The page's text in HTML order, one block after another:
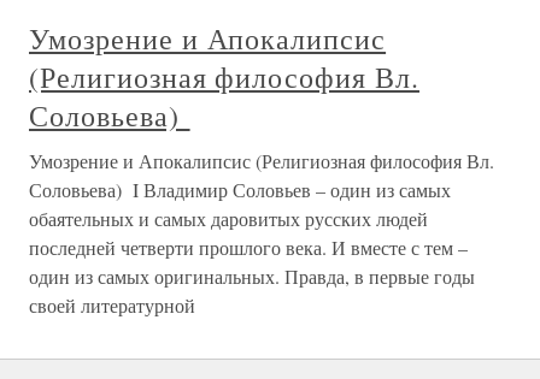
Умозрение и Апокалипсис
(Религиозная философия Вл.
Соловьева)
Умозрение и Апокалипсис (Религиозная философия Вл.
Соловьева) I Владимир Соловьев – один из самых
обаятельных и самых даровитых русских людей
последней четверти прошлого века. И вместе с тем –
один из самых оригинальных. Правда, в первые годы
своей литературной